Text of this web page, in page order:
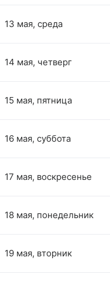
13 мая, среда
14 мая, четверг
15 мая, пятница
16 мая, суббота
17 мая, воскресенье
18 мая, понедельник
19 мая, вторник